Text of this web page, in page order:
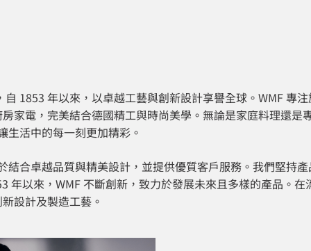
1853 年以來，以卓越工藝與創新設計享譽全球。WMF 專
家電，完美結合德國精工與時尚美學。無論是家庭料理還是
生活中的每一刻更加精彩。
結合卓越品質與精美設計，並提供優質客戶服務。我們堅持
年以來，WMF 不斷創新，致力於發展未來且多樣的產品。
設計及製造工藝。